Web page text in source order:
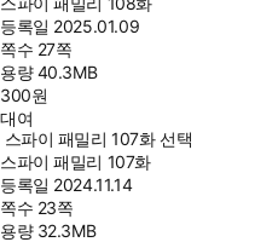
등록일 2025.01.09
쪽수 27쪽
용량40.3MB
300원
대여
스파이 패밀리 107화 선택
스파이 패밀리 107화
등록일 2024.11.14
쪽수 23쪽
용량 32.3MB